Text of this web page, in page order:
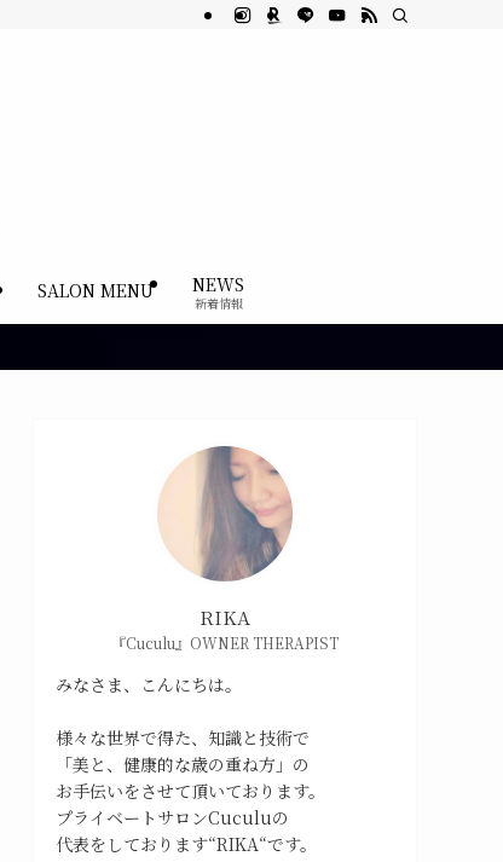
SALON MENU NEWS
新着情報
RIKA
『Cuculu』OWNER THERAPIST
みなさま、こんにちは。
様々な世界で得た、知識と技術で
「美と、健康的な歳の重ね方」の
お手伝いをさせて頂いております。
プライベートサロンCuculuの
代表をしております“RIKA“です。